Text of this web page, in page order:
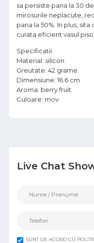
Live Chat
SUNT DE ACORD CU
sa persiste pana la 30
mirosurile neplacute,
pana la 50%. In plus,
curata eficient vasul
Specificatii:
Material: silicon
Greutate: 42 grame
Dimensiune: 16.6 cm
Aroma: berry fruit
Culoare: mov